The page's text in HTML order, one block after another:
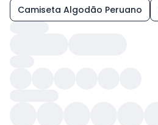
Camiseta Algodão Peruano